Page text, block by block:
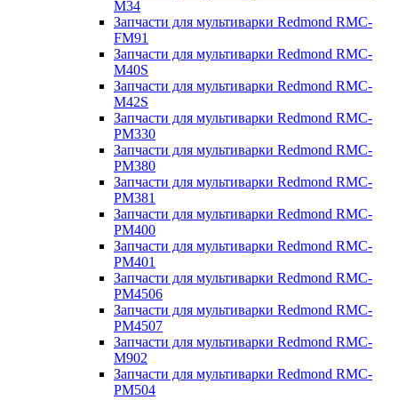
M34
Запчасти для мультиварки Redmond RMC-
FM91
Запчасти для мультиварки Redmond RMC-
M40S
Запчасти для мультиварки Redmond RMC-
M42S
Запчасти для мультиварки Redmond RMC-
PM330
Запчасти для мультиварки Redmond RMC-
PM380
Запчасти для мультиварки Redmond RMC-
PM381
Запчасти для мультиварки Redmond RMC-
PM400
Запчасти для мультиварки Redmond RMC-
PM401
Запчасти для мультиварки Redmond RMC-
PM4506
Запчасти для мультиварки Redmond RMC-
PM4507
Запчасти для мультиварки Redmond RMC-
M902
Запчасти для мультиварки Redmond RMC-
PM504